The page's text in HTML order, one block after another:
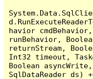
havior
runBehavior,
returnStream,
Int32 timeout,
Boolean asyncWrite,
SqlDataReader ds)